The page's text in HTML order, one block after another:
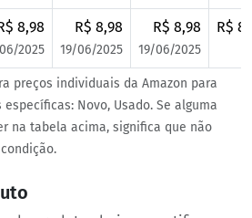
8,98
2025
R$ 8,98
19/06/2025
R$ 8,98
19/06/2025
R$
preços individuais da Amazon para
Novo, Usado. Se alguma
na tabela acima, significa que não